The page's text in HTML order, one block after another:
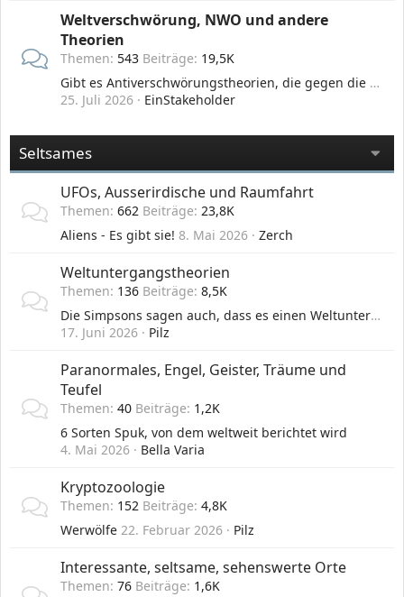
Weltverschwörung, NWO und andere
Theorien
Themen 543 Beiträge 19,5K
Gibt es Antiverschwörungstheorien, die gegen die Verschwörungstheorien ankämpfen?
25. Juli 2026
EinStakeholder
Seltsames
UFOs, Ausserirdische und Raumfahrt
Themen 662 Beiträge 23,8K
Aliens - Es gibt sie! 8. Mai 2026 Zerch
Weltuntergangstheorien
Themen 136 Beiträge 8,5K
Die Simpsons sagen auch, dass es einen Weltuntergang geben wird
17. Juni 2026
Pilz
Paranormales, Engel, Geister, Träume und
Teufel
Themen 40 Beiträge 1,2K
6 Sorten Spuk, von dem weltweit berichtet wird
4. Mai 2026
Bella Varia
Kryptozoologie
Themen 152 Beiträge 4,8K
Werwölfe 22. Februar 2026 Pilz
Interessante, seltsame, sehenswerte Orte
Themen 76 Beiträge 1,6K